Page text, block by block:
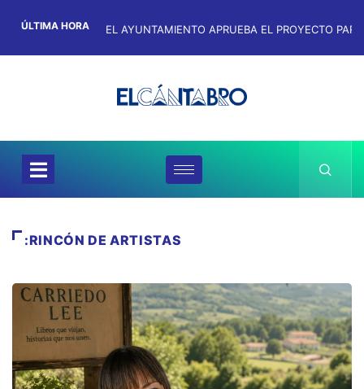
ÚLTIMA HORA
:RINCÓN DE ARTISTAS